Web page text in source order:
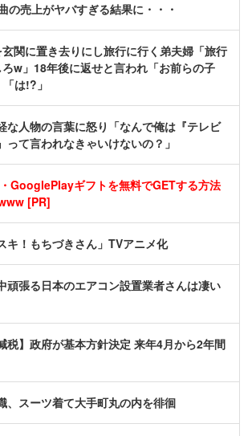
の売上がヤバすぎる結果に・・・
玄関に置き去りにし旅行に行く弟夫婦「旅行
w」18年後に返せと言われ「お前らの子
は!?」
な人物の言葉に怒り「なんで俺は『テレビ
って言われなきゃいけないの？」
GooglePlayギフトを無料でGETする方法
[PR]
キ！もちづきさん」TVアニメ化
頑張る日本のエアコン設置業者さんは凄い
税】政府が基本方針決定 来年4月から2年間
、スーツ着て大手町丸の内を徘徊